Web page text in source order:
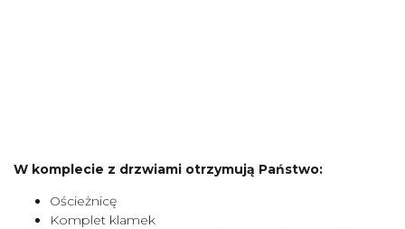
W komplecie z drzwiami otrzymują Państwo:
Ościeżnicę
Komplet klamek